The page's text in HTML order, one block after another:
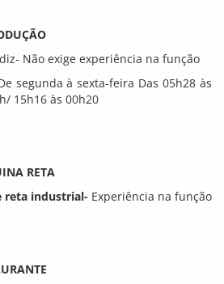
Não exige experiência na função
segunda à sexta-feira Das 05h28 às
15h16 às 00h20
RETA
reta industrial- Experiência na função